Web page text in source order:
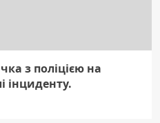
з поліцією на
інциденту.